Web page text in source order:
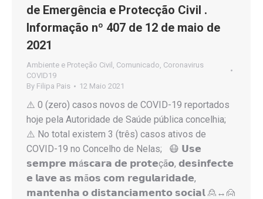
de Emergência e Protecção Civil .
Informação nº 407 de 12 de maio de
2021
Ambiente e Proteção Civil Comunicado Coronavirus
COVID19
By Filipa Pais 12 Maio 2021
⚠️ 0 (zero) casos novos de COVID-19 reportados
hoje pela Autoridade de Saúde pública concelhia;
⚠️ No total existem 3 (três) casos ativos de
COVID-19 no Concelho de Nelas; 😷 𝗨𝘀𝗲
𝘀𝗲𝗺𝗽𝗿𝗲 𝗺á𝘀𝗰𝗮𝗿𝗮 𝗱𝗲 𝗽𝗿𝗼𝘁𝗲çã𝗼, 𝗱𝗲𝘀𝗶𝗻𝗳𝗲𝗰𝘁𝗲
𝗲 𝗹𝗮𝘃𝗲 𝗮𝘀 𝗺ã𝗼𝘀 𝗰𝗼𝗺 𝗿𝗲𝗴𝘂𝗹𝗮𝗿𝗶𝗱𝗮𝗱𝗲,
𝗺𝗮𝗻𝘁𝗲𝗻𝗵𝗮 𝗼 𝗱𝗶𝘀𝘁𝗮𝗻𝗰𝗶𝗮𝗺𝗲𝗻𝘁𝗼 𝘀𝗼𝗰𝗶𝗮𝗹 🙎↔️🙍